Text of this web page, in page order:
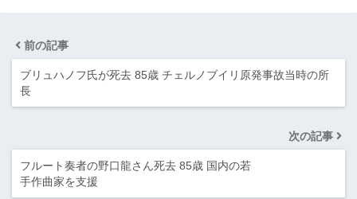
前の記事
ブリュハノフ氏が死去 85歳 チェルノブイリ原発事故当時の所
長
次の記事
フルート奏者の野口龍さん死去 85歳 国内の若
手作曲家を支援